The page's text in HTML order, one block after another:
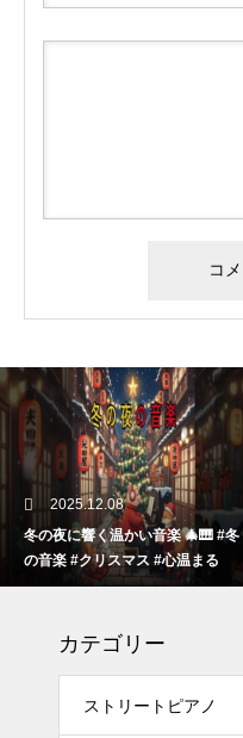
2025.12.08
冬の夜に響く温かい音楽 🎄🎹 #冬
の音楽 #クリスマス #心温まる
カテゴリー
ストリートピアノ